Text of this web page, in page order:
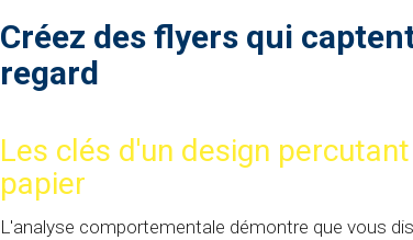
Créez des flyers qui
regard
Les clés d'un design
papier
L'analyse comportementale démontre que vous